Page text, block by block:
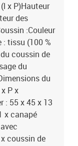
x P)Hauteur
des
:Couleur
tissu (100 %
coussin de
du
du
P x
: 55 x 45 x 13
x canapé
coussin de